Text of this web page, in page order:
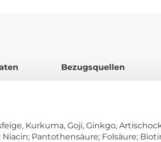
Bezugsquellen
Kurkuma, Goji, Ginkgo,
Niacin; Pantothensäure; Folsäure;